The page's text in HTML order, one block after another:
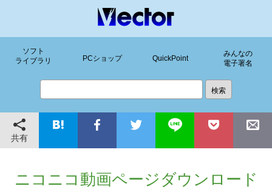
ソフト
ライブラリ
PCショップ QuickPoint
みんなの
電子署名
共有
ニコニコ動画ページダウンロード